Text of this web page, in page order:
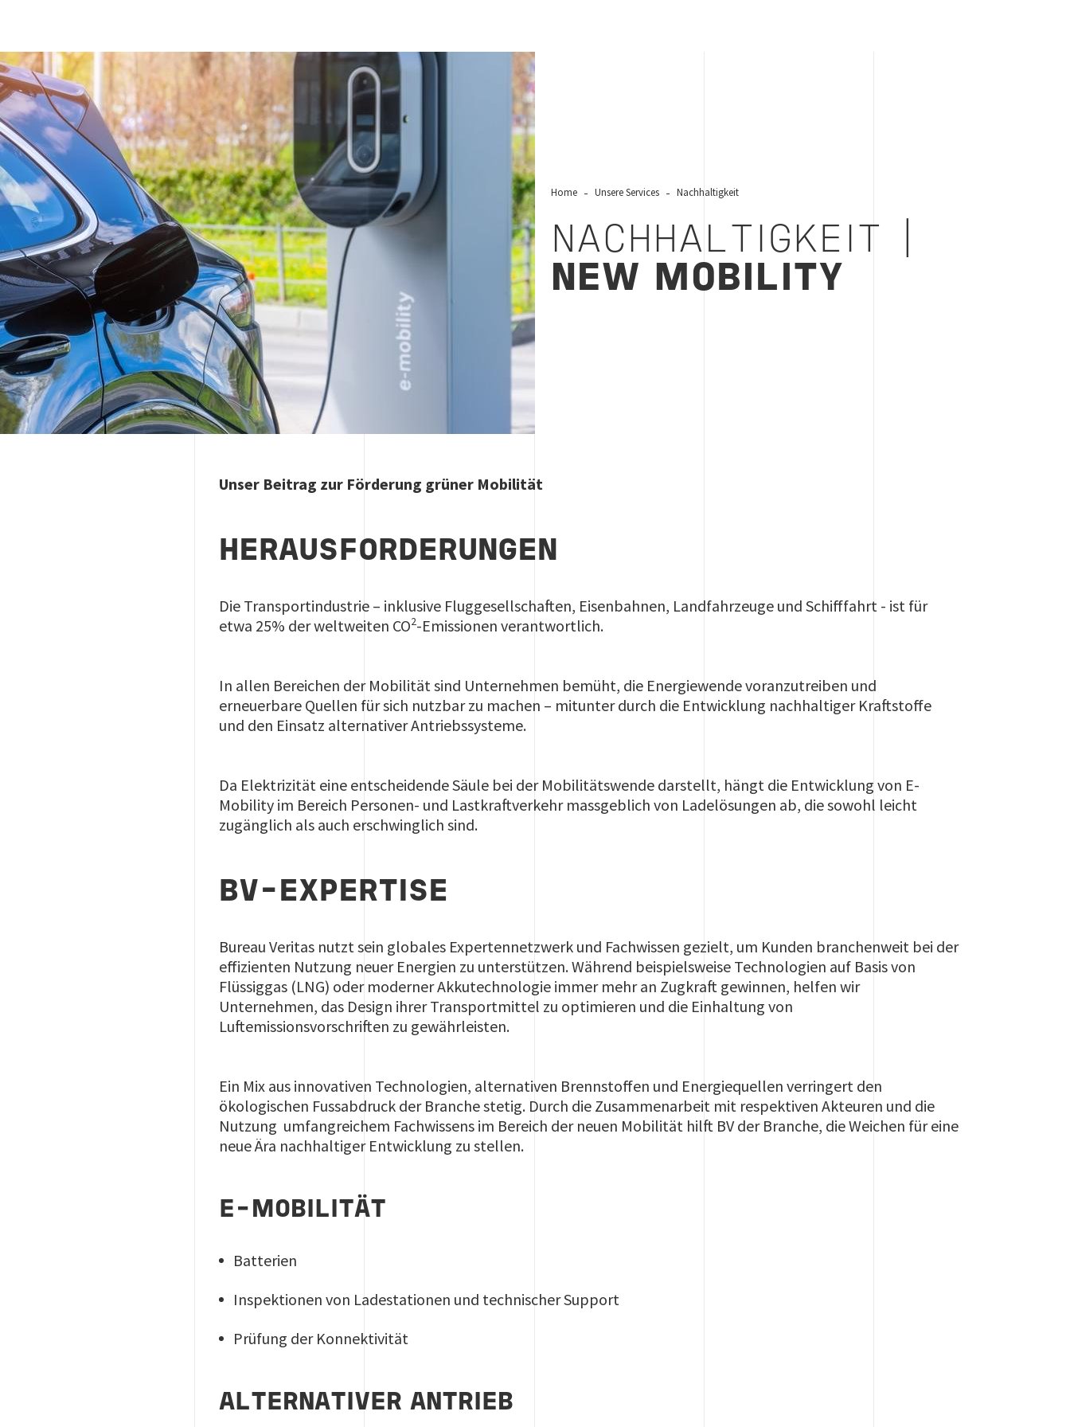
New Mobility
Home Unsere Services Nachhaltigkeit
NACHHALTIGKEIT |
NEW MOBILITY
Unser Beitrag zur Förderung grüner Mobilität
HERAUSFORDERUNGEN
Die Transportindustrie – inklusive Fluggesellschaften, Eisenbahnen, Landfahrzeuge und Schifffahrt - ist für
etwa 25% der weltweiten CO2-Emissionen verantwortlich.
In allen Bereichen der Mobilität sind Unternehmen bemüht, die Energiewende voranzutreiben und
erneuerbare Quellen für sich nutzbar zu machen – mitunter durch die Entwicklung nachhaltiger Kraftstoffe
und den Einsatz alternativer Antriebssysteme.
Da Elektrizität eine entscheidende Säule bei der Mobilitätswende darstellt, hängt die Entwicklung von E-
Mobility im Bereich Personen- und Lastkraftverkehr massgeblich von Ladelösungen ab, die sowohl leicht
zugänglich als auch erschwinglich sind.
BV-EXPERTISE
Bureau Veritas nutzt sein globales Expertennetzwerk und Fachwissen gezielt, um Kunden branchenweit bei der
effizienten Nutzung neuer Energien zu unterstützen. Während beispielsweise Technologien auf Basis von
Flüssiggas (LNG) oder moderner Akkutechnologie immer mehr an Zugkraft gewinnen, helfen wir
Unternehmen, das Design ihrer Transportmittel zu optimieren und die Einhaltung von
Luftemissionsvorschriften zu gewährleisten.
Ein Mix aus innovativen Technologien, alternativen Brennstoffen und Energiequellen verringert den
ökologischen Fussabdruck der Branche stetig. Durch die Zusammenarbeit mit respektiven Akteuren und die
Nutzung umfangreichem Fachwissens im Bereich der neuen Mobilität hilft BV der Branche, die Weichen für eine
neue Ära nachhaltiger Entwicklung zu stellen.
E-MOBILITÄT
Batterien
Inspektionen von Ladestationen und technischer Support
Prüfung der Konnektivität
ALTERNATIVER ANTRIEB